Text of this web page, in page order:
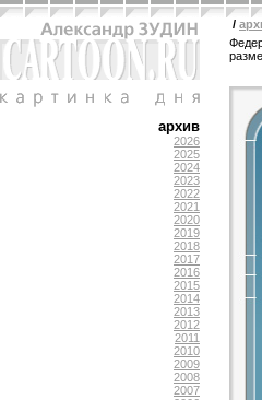
архив
2026
2025
2024
2023
2022
2021
2020
2019
2018
2017
2016
2015
2014
2013
2012
2011
2010
2009
2008
2007
/